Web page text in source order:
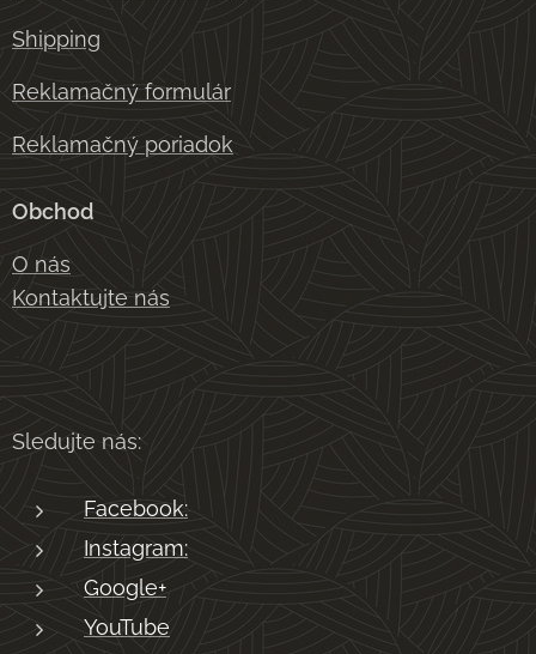
Shipping
Reklamačný formulár
Reklamačný poriadok
Obchod
O nás
Kontaktujte nás
Sledujte nás:
Facebook:
Instagram:
Google+
YouTube